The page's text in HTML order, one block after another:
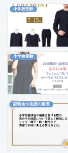
小学校受験
小学校受験
説明会や面接の服装